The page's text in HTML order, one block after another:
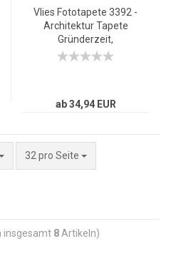
Vlies Fototapete 3392 -
Architektur Tapete
Gründerzeit,
Jugendstil, Nacht
ab 34,94 EUR
32 pro Seite
insgesamt 8 Artikeln)